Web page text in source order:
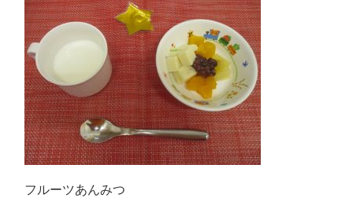
フルーツあんみつ